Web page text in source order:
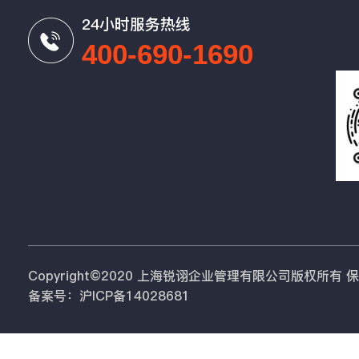
24小时服务热线
400-690-1690
Copyright©2020 上海锐诩企业管理有限公司版权所有
备案号：沪ICP备14028681